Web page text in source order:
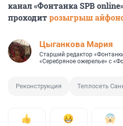
канал «Фонтанка SPB
проходитрозыгрыш
Цыганкова Мария
Старший редактор
«Серебряное ожерелье» с
Реконструкция Теплосеть